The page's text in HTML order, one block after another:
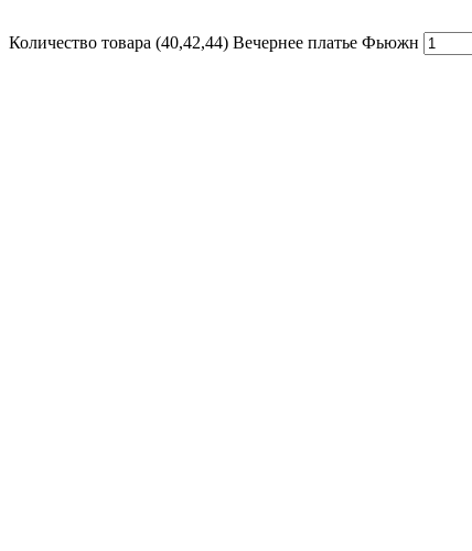
Количество товара (40,42,44) Вечернее платье Фьюжн